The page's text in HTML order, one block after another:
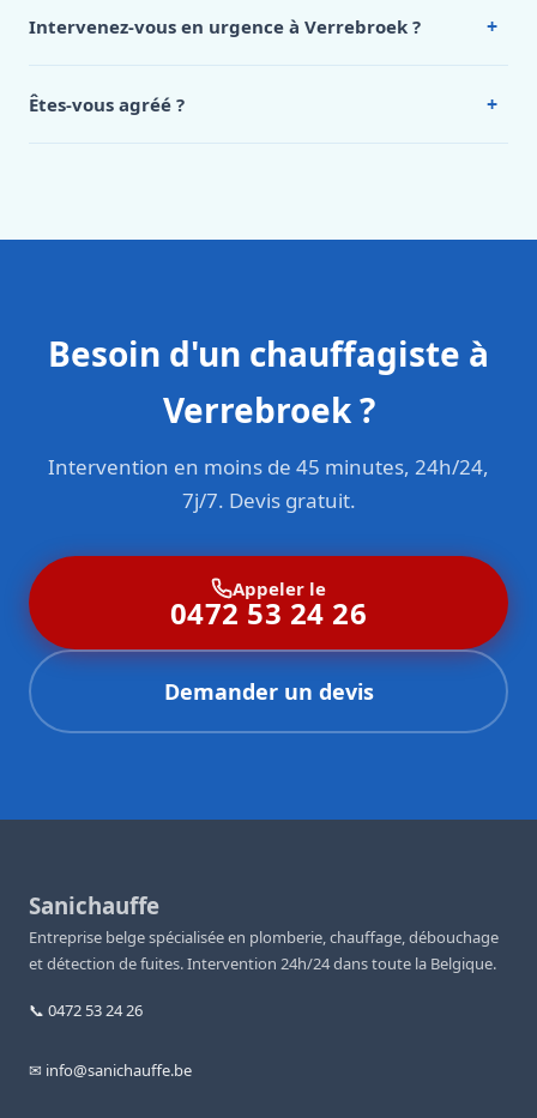
Verrebroek, appelez le 0472 53 24 26.
Intervenez-vous en urgence à Verrebroek ? +
Êtes-vous agréé ? +
Besoin d'un chauffagiste à
Verrebroek ?
Intervention en moins de 45 minutes, 24h/24,
7j/7. Devis gratuit.
Appeler le
0472 53 24 26
Demander un devis
Sanichauffe
Entreprise belge spécialisée en plomberie, chauffage, débouchage
et détection de fuites. Intervention 24h/24 dans toute la Belgique.
📞 0472 53 24 26
✉ info@sanichauffe.be